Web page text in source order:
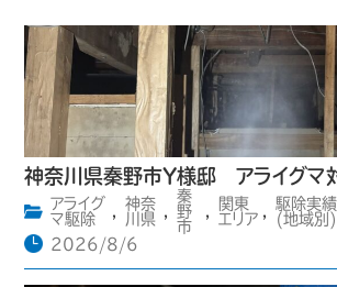
神奈川県秦野市Y様邸 アライグマ
アライグ
マ駆除
,
神奈
川県 ,
秦
野
市
,
関東
エリア ,
駆除実績
(地域別)
2026/8/6